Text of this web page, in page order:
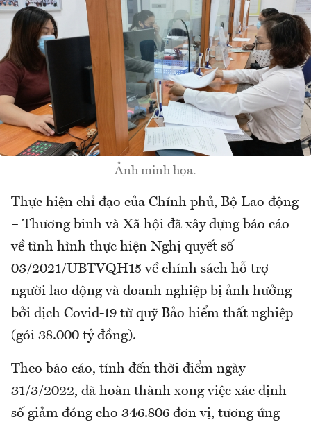
Ảnh minh họa.
Thực hiện chỉ đạo của Chính phủ, Bộ Lao động
– Thương binh và Xã hội đã xây dựng báo cáo
về tình hình thực hiện Nghị quyết số
03/2021/UBTVQH15 về chính sách hỗ trợ
người lao động và doanh nghiệp bị ảnh hưởng
bởi dịch Covid-19 từ quỹ Bảo hiểm thất nghiệp
(gói 38.000 tỷ đồng).
Theo báo cáo, tính đến thời điểm ngày
31/3/2022, đã hoàn thành xong việc xác định
số giảm đóng cho 346.806 đơn vị, tương ứng